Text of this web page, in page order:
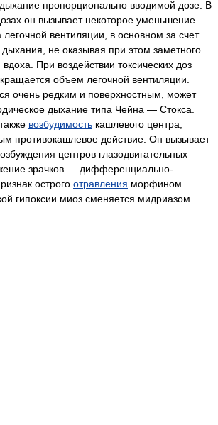
пропорционально вводимой дозе. В
он вызывает некоторое уменьшение
вентиляции, в основном за счет
не оказывая при этом заметного
При воздействии токсических доз
объем легочной вентиляции.
очень редким и поверхностным, может
дыхание типа Чейна — Стокса.
возбудимость кашлевого центра,
противокашлевое действие. Он вызывает
центров глазодвигательных
зрачков — дифференциально-
острого отравления морфином.
гипоксии миоз сменяется мидриазом.